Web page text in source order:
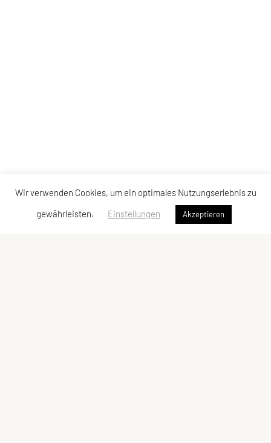
Wir verwenden Cookies, um ein optimales Nutzungserlebnis zu
gewährleisten.
Einstellungen Akzeptieren